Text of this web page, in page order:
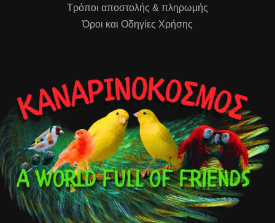
Τρόποι αποστολής & πληρωμής
Όροι και Οδηγίες Χρήσης